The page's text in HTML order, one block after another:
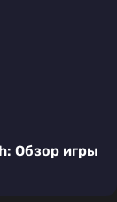
Обзор игры